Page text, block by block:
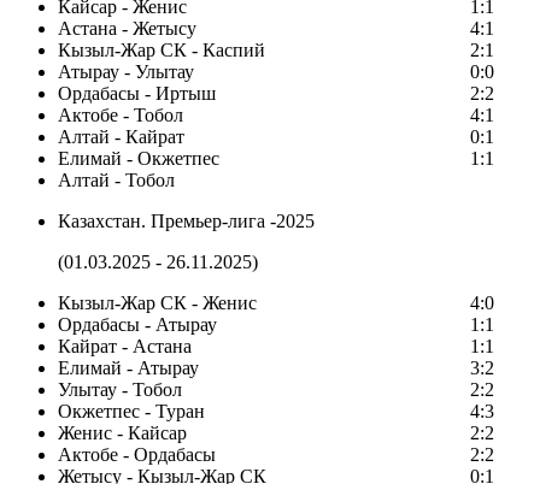
Кайсар - Женис
1:1
Астана - Жетысу
4:1
Кызыл-Жар СК - Каспий
2:1
Атырау - Улытау
0:0
Ордабасы - Иртыш
2:2
Актобе - Тобол
4:1
Алтай - Кайрат
0:1
Елимай - Окжетпес
1:1
Алтай - Тобол
Казахстан. Премьер-лига -2025
(01.03.2025 - 26.11.2025)
Кызыл-Жар СК - Женис
4:0
Ордабасы - Атырау
1:1
Кайрат - Астана
1:1
Елимай - Атырау
3:2
Улытау - Тобол
2:2
Окжетпес - Туран
4:3
Женис - Кайсар
2:2
Актобе - Ордабасы
2:2
Жетысу - Кызыл-Жар СК
0:1